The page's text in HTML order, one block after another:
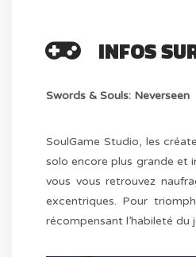
INFOS
Swords & Souls: Neverseen
SoulGame Studio, les
solo encore plus grande et
vous vous retrouvez
excentriques. Pour
récompensant l’habileté